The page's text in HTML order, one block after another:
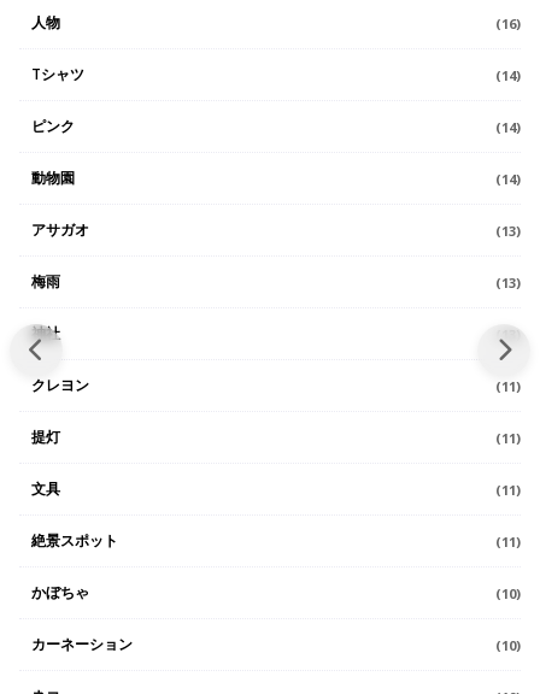
人物 (16)
Tシャツ (14)
ピンク (14)
動物園 (14)
アサガオ (13)
梅雨 (13)
神社 (13)
クレヨン (11)
提灯 (11)
文具 (11)
絶景スポット (11)
かぼちゃ (10)
カーネーション (10)